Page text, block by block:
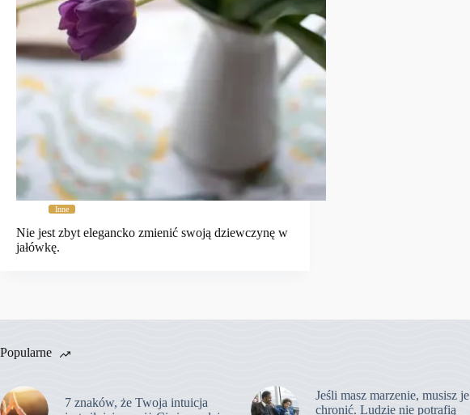
Inne
Nie jest zbyt elegancko zmienić swoją dziewczynę w
jałówkę.
Popularne
7 znaków, że Twoja intuicja
Jeśli masz marzenie, musisz je
chronić. Ludzie nie potrafią